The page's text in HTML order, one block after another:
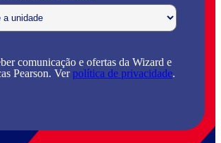
comunicação e ofertas da Wizard e
Pearson. Verpolítica de privacidade.